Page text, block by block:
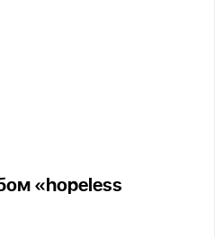
«hopeless